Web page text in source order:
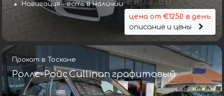
Навигация – есть в наличии
цена от €1250 в день
описание и цены
Прокат в Тоскане
Роллс-Ройс Cullinan графитовый